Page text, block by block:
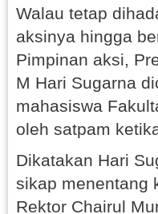
Walau tetap
aksinya hingga
Pimpinan aksi,
M Hari Sugarna
mahasiswa
oleh satpam
Dikatakan Hari
sikap menentang
Rektor Chairul